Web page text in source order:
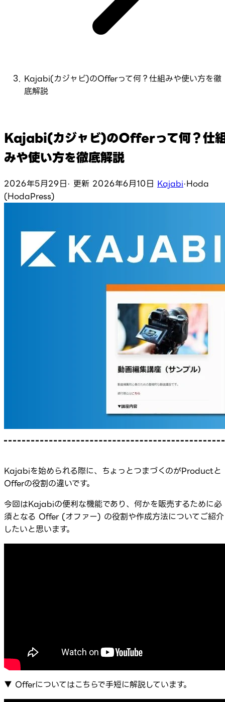
Kajabi(カジャビ)のOfferって何？仕組みや使い方を徹
底解説
Kajabi(カジャビ)のOfferって何？仕
みや使い方を徹底解説
2026年5月29日· 更新 2026年6月10日 Kajabi·Hoda
(HodaPress)
Kajabiを始められる際に、ちょっとつまづくのがProductと
Offerの役割の違いです。
今回はKajabiの便利な機能であり、何かを販売するために必
須となる Offer (オファー) の役割や作成方法についてご紹介
したいと思います。
▼ Offerについてはこちらで手短に解説しています。